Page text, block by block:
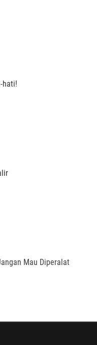
hati!
Mau Diperalat